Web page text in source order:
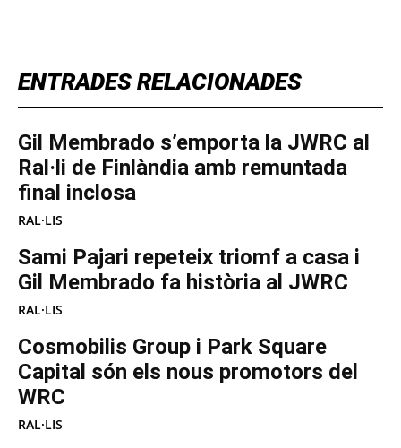
ENTRADES RELACIONADES
Gil Membrado s’emporta la JWRC al
Ral·li de Finlàndia amb remuntada
final inclosa
RAL·LIS
Sami Pajari repeteix triomf a casa i
Gil Membrado fa història al JWRC
RAL·LIS
Cosmobilis Group i Park Square
Capital són els nous promotors del
WRC
RAL·LIS